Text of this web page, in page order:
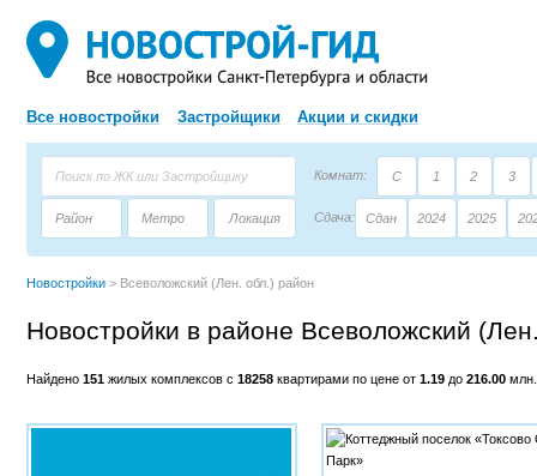
Все новостройки Застройщики Акции и скидки
Комнат: С 1 2 3
Район Метро Локация Сдача: Сдан 2024 2025
Новостройки > Всеволожский (Лен. обл.) район
Новостройки в районе Всеволожский
Найдено151 жилых комплексов с18258 квартирами по цене от1.19 до216.00